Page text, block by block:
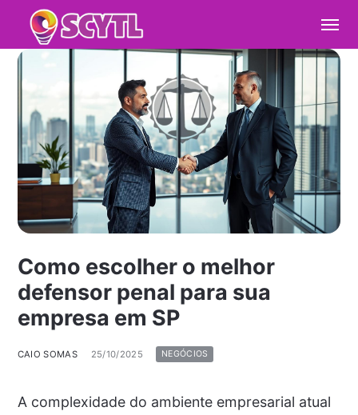
Como escolher o melhor
defensor penal para sua
empresa em SP
CAIO SOMAS 25/10/2025 NEGÓCIOS
A complexidade do ambiente empresarial atual